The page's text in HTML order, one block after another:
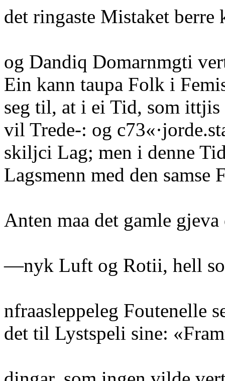
det ringaste Mistaket berre
og Dandiq Domarnmgti
Ein kann taupa Folk i
seg til, at i ei Tid, som
vil Trede-: og
skiljci Lag; men i denne
Lagsmenn med den samse
Anten maa det gamle
—nyk Luft og Rotii, hell
nfraasleppeleg Foutenelle
det til Lystspeli sine: